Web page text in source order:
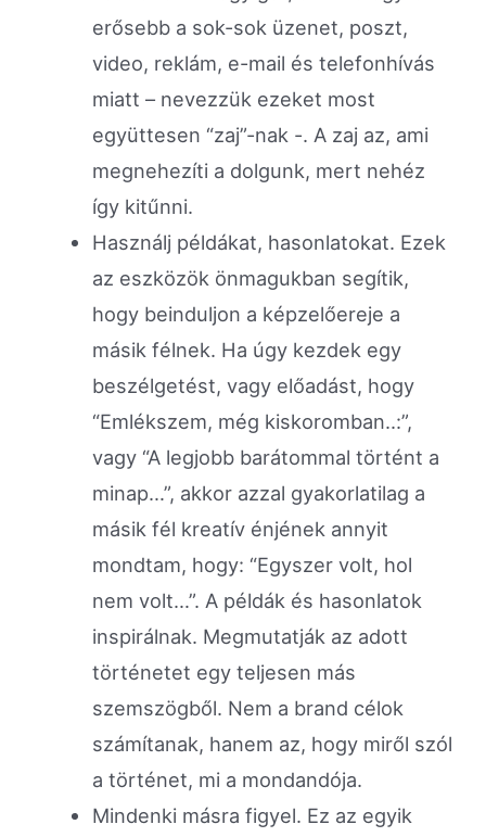
erősebb a sok-sok üzenet, poszt,
video, reklám, e-mail és telefonhívás
miatt – nevezzük ezeket most
együttesen “zaj”-nak -. A zaj az, ami
megnehezíti a dolgunk, mert nehéz
így kitűnni.
Használj példákat, hasonlatokat. Ezek
az eszközök önmagukban segítik,
hogy beinduljon a képzelőereje a
másik félnek. Ha úgy kezdek egy
beszélgetést, vagy előadást, hogy
“Emlékszem, még kiskoromban..:”,
vagy “A legjobb barátommal történt a
minap…”, akkor azzal gyakorlatilag a
másik fél kreatív énjének annyit
mondtam, hogy: “Egyszer volt, hol
nem volt…”. A példák és hasonlatok
inspirálnak. Megmutatják az adott
történetet egy teljesen más
szemszögből. Nem a brand célok
számítanak, hanem az, hogy miről szól
a történet, mi a mondandója.
Mindenki másra figyel. Ez az egyik